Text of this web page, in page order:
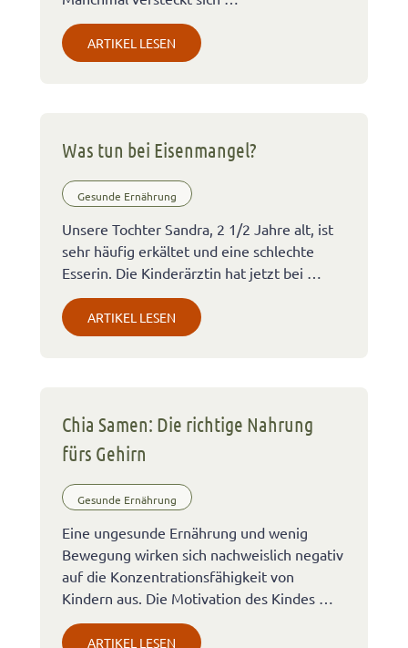
ARTIKEL LESEN
Was tun bei Eisenmangel?
Gesunde Ernährung
Unsere Tochter Sandra, 2 1/2 Jahre alt, ist
sehr häufig erkältet und eine schlechte
Esserin. Die Kinderärztin hat jetzt bei …
ARTIKEL LESEN
Chia Samen: Die richtige Nahrung
fürs Gehirn
Gesunde Ernährung
Eine ungesunde Ernährung und wenig
Bewegung wirken sich nachweislich negativ
auf die Konzentrationsfähigkeit von
Kindern aus. Die Motivation des Kindes …
ARTIKEL LESEN